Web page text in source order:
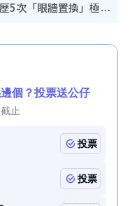
颱風白海豚料周日襲浙江！經歷5次「眼牆置換」極罕見 成登陸內地最長途颱風